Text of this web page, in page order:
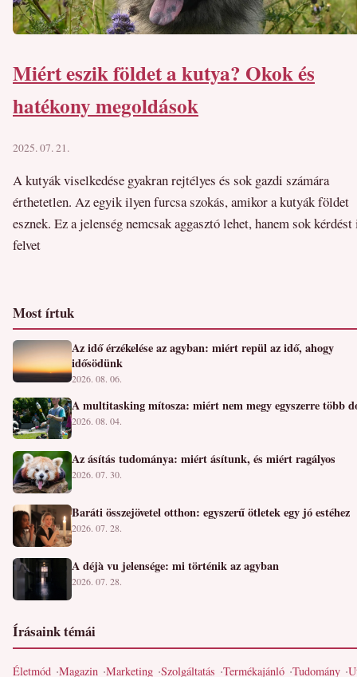
Miért eszik földet a kutya? Okok és
hatékony megoldások
2025. 07. 21.
A kutyák viselkedése gyakran rejtélyes és sok gazdi számára
érthetetlen. Az egyik ilyen furcsa szokás, amikor a kutyák földet
esznek. Ez a jelenség nemcsak aggasztó lehet, hanem sok kérdést
felvet
Most írtuk
Az idő érzékelése az agyban: miért repül az idő, ahogy
idősödünk
2026. 08. 06.
A multitasking mítosza: miért nem megy egyszerre több
2026. 08. 04.
Az ásítás tudománya: miért ásítunk, és miért ragályos
2026. 07. 30.
Baráti összejövetel otthon: egyszerű ötletek egy jó estéhez
2026. 07. 28.
A déjà vu jelensége: mi történik az agyban
2026. 07. 28.
Írásaink témái
Életmód Magazin Marketing Szolgáltatás Termékajánló Tudomány